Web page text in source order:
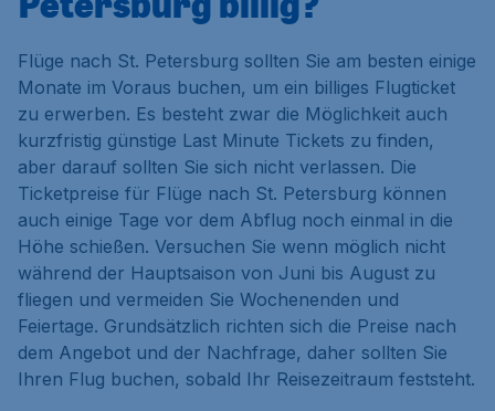
Flüge nach St. Petersburg sollten Sie am besten einige
Monate im Voraus buchen, um ein billiges Flugticket
zu erwerben. Es besteht zwar die Möglichkeit auch
kurzfristig günstige Last Minute Tickets zu finden,
aber darauf sollten Sie sich nicht verlassen. Die
Ticketpreise für Flüge nach St. Petersburg können
auch einige Tage vor dem Abflug noch einmal in die
Höhe schießen. Versuchen Sie wenn möglich nicht
während der Hauptsaison von Juni bis August zu
fliegen und vermeiden Sie Wochenenden und
Feiertage. Grundsätzlich richten sich die Preise nach
dem Angebot und der Nachfrage, daher sollten Sie
Ihren Flug buchen, sobald Ihr Reisezeitraum feststeht.